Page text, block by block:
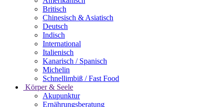
Britisch
Chinesisch & Asiatisch
Deutsch
Indisch
International
Italienisch
Kanarisch / Spanisch
Michelin
Schnellimbiß / Fast Food
Körper & Seele
Akupunktur
Ernährungsberatung